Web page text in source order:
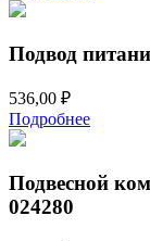
Подвод
536,00 ₽
Подробнее
Подвесной
024280